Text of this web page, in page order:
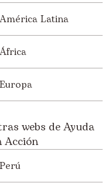
América Latina
África
Europa
webs de Ayuda
Acción
Perú